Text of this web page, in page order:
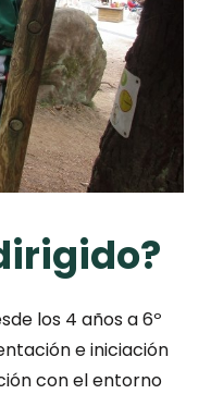
los 4 años a 6º
e iniciación
con el entorno